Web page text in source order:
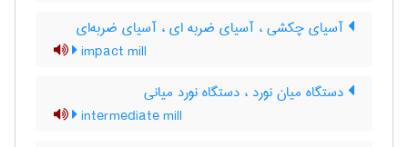
آسیای چکشی ، آسیای ضربه ای ، آسیای ضربه‌ای
impact mill
دستگاه میان نورد ، دستگاه نورد میانی
intermediate mill